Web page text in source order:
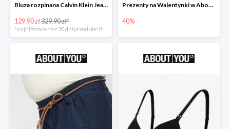
Bluza rozpinana Calvin Klein Jeans -61%
129.90 zł329.90 zł*
Prezenty na Walentynki w About You do -40%
40%